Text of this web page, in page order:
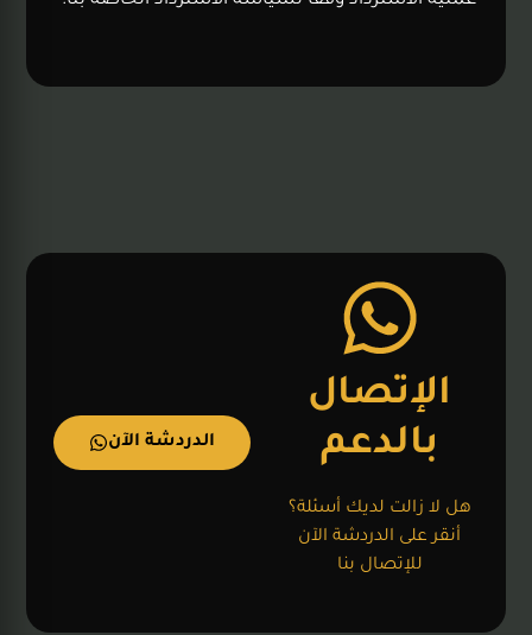
الإتصال
بالدعم
هل لا زالت لديك أسئلة؟
أنقر على الدردشة الآن
للإتصال بنا
الدردشة الآن